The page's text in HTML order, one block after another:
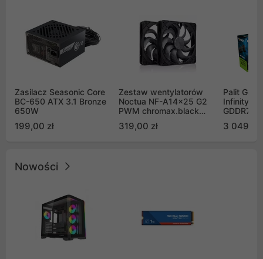
Zasilacz Seasonic Core
BC-650 ATX 3.1 Bronze
650W
199,00 zł
Zestaw wentylatorów
Noctua NF-A14x25 G2
PWM chromax.black
Push Pull (2szt)
319,00 zł
Palit
Infinity 3
GDDR7
GB2050S)
3 049,00
Nowości